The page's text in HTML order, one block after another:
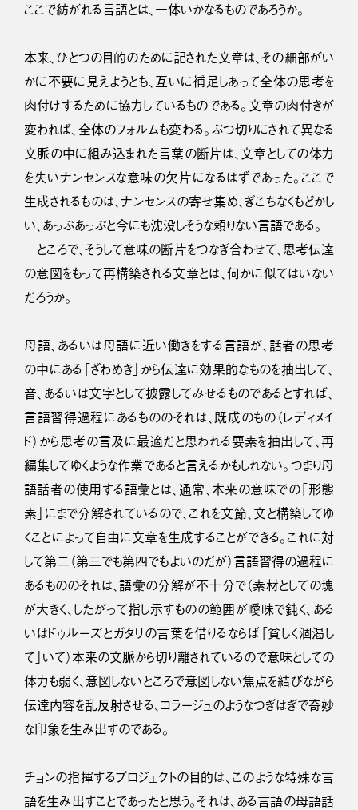
ここで紡がれる言語とは、一体いかなるものであろうか。
本来、ひとつの目的のために記された文章は、その細部がい
かに不要に見えようとも、互いに補足しあって全体の思考を
肉付けするために協力しているものである。文章の肉付きが
変われば、全体のフォルムも変わる。ぶつ切りにされて異なる
文脈の中に組み込まれた言葉の断片は、文章としての体力
を失いナンセンスな意味の欠片になるはずであった。ここで
生成されるものは、ナンセンスの寄せ集め、ぎこちなくもどかし
い、あっぷあっぷと今にも沈没しそうな頼りない言語である。
ところで、そうして意味の断片をつなぎ合わせて、思考伝達
の意図をもって再構築される文章とは、何かに似てはいない
だろうか。
母語、あるいは母語に近い働きをする言語が、話者の思考
の中にある「ざわめき」から伝達に効果的なものを抽出して、
音、あるいは文字として披露してみせるものであるとすれば、
言語習得過程にあるもののそれは、既成のもの（レディメイ
ド）から思考の言及に最適だと思われる要素を抽出して、再
編集してゆくような作業であると言えるかもしれない。つまり母
語話者の使用する語彙とは、通常、本来の意味での「形態
素」にまで分解されているので、これを文節、文と構築してゆ
くことによって自由に文章を生成することができる。これに対
して第二（第三でも第四でもよいのだが）言語習得の過程に
あるもののそれは、語彙の分解が不十分で（素材としての塊
が大きく、したがって指し示すものの範囲が曖昧で鈍く、ある
いはドゥルーズとガタリの言葉を借りるならば「貧しく涸渇し
て」いて）本来の文脈から切り離されているので意味としての
体力も弱く、意図しないところで意図しない焦点を結びながら
伝達内容を乱反射させる、コラージュのようなつぎはぎで奇妙
な印象を生み出すのである。
チョンの指揮するプロジェクトの目的は、このような特殊な言
語を生み出すことであったと思う。それは、ある言語の母語話